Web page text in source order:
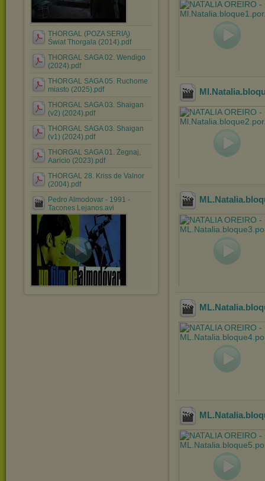
THORGAL (POZA SERIĄ)
Świat Thorgala (2014).pdf
THORGAL SAGA 02. Wendigo
(2024).pdf
THORGAL SAGA 05. Ruchome
miasto (2025).pdf
THORGAL SAGA 03. Shaigan
(v2) (2024).pdf
THORGAL SAGA 03. Shaigan
(v1) (2024).pdf
THORGAL SAGA 01. Żegnaj,
Aaricio (2023).pdf
THORGAL 28. Kriss de Valnor
(2004).pdf
Pedro Almodovar - 1991 -
Tacones Lejanos.avi